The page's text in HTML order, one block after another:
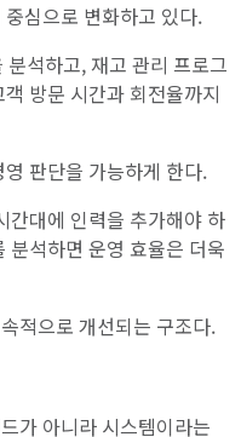
심으로 변화하고 있다.
석하고, 재고 관리 프로그
방문 시간과 회전율까지
판단을 가능하게 한다.
간대에 인력을 추가해야 하
분석하면 운영 효율은 더욱
적으로 개선되는 구조다.
가 아니라 시스템이라는